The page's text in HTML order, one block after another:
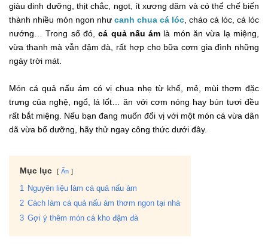
giàu dinh dưỡng, thịt chắc, ngọt, ít xương dăm và có thể chế biến
thành nhiều món ngon như canh chua cá lóc , cháo cá lóc, cá lóc
nướng… Trong số đó,cá quả nấu ám là món ăn vừa lạ miệng,
vừa thanh mà vẫn đậm đà, rất hợp cho bữa cơm gia đình những
ngày trời mát.
Món cá quả nấu ám có vị chua nhẹ từ khế, mẻ, mùi thơm đặc
trưng của nghệ, ngổ, lá lốt… ăn với cơm nóng hay bún tươi đều
rất bắt miệng. Nếu bạn đang muốn đổi vị với một món cá vừa dân
dã vừa bổ dưỡng, hãy thử ngay công thức dưới đây.
Mục lục Ẩn
1
Nguyên liệu làm cá quả nấu ám
2 Cách làm cá quả nấu ám thơm ngon tại nhà
3 Gợi ý thêm món cá kho đậm đà